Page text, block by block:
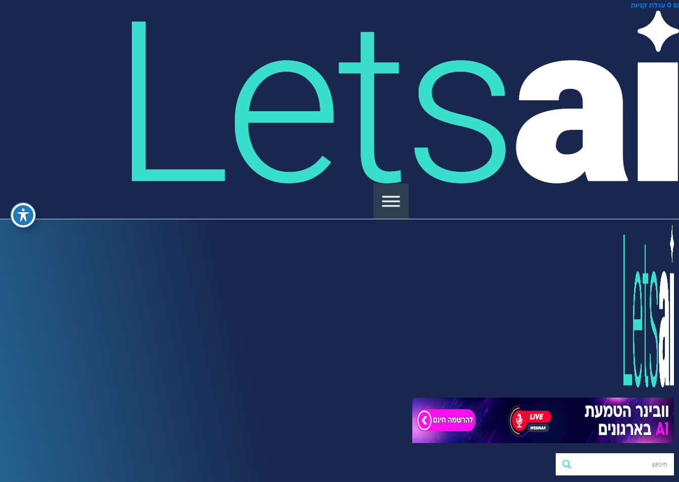
₪
0 עגלת קניות